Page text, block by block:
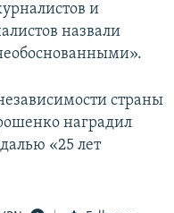
и
назвали
страны
наградил
«25 лет